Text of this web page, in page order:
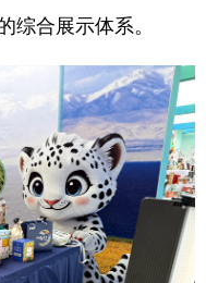
综合展示体系。